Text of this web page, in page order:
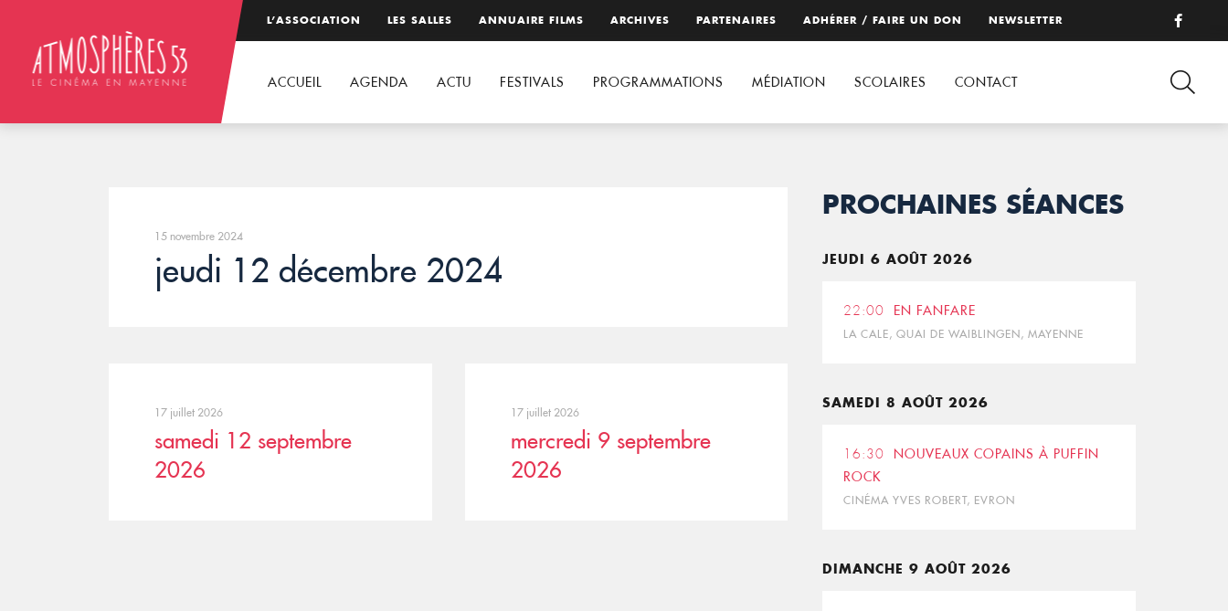
L’ASSOCIATION LES SALLES ANNUAIRE FILMS ARCHIVES PARTENAIRES ADHÉRER / FAIRE UN DON NEWSLETTER
ACCUEIL AGENDA ACTU FESTIVALS PROGRAMMATIONS MÉDIATION SCOLAIRES CONTACT
15 novembre 2024
jeudi 12 décembre 2024
17 juillet 2026
samedi 12 septembre
2026
17 juillet 2026
mercredi 9 septembre
2026
PROCHAINES SÉANCES
JEUDI 6 AOÛT 2026
22:00 EN FANFARE
LA CALE, QUAI DE WAIBLINGEN, MAYENNE
SAMEDI 8 AOÛT 2026
16:30
NOUVEAUX COPAINS À PUFFIN
ROCK
CINÉMA YVES ROBERT, EVRON
DIMANCHE 9 AOÛT 2026